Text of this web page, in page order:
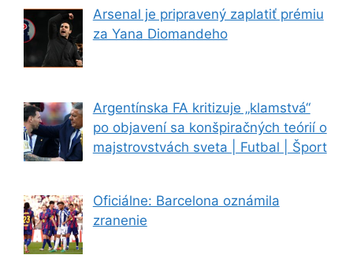
Arsenal je pripravený zaplatiť prémiu
za Yana Diomandeho
Argentínska FA kritizuje „klamstvá“
po objavení sa konšpiračných teórií o
majstrovstvách sveta | Futbal | Šport
Oficiálne: Barcelona oznámila
zranenie